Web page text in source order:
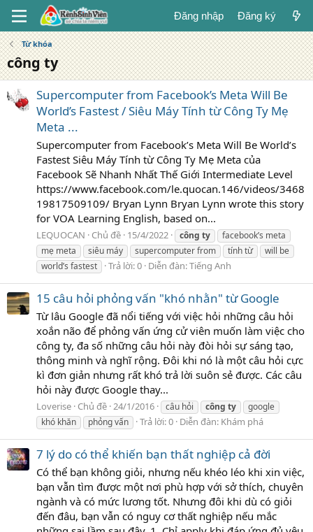
Đăng nhập Đăng ký
Từ khóa
công ty
Supercomputer from Facebook’s Meta Will Be
World’s Fastest / Siêu Máy Tính từ Công Ty Mẹ
Meta ...
Supercomputer from Facebook’s Meta Will Be World’s
Fastest Siêu Máy Tính từ Công Ty Mẹ Meta của
Facebook Sẽ Nhanh Nhất Thế Giới Intermediate Level
https://www.facebook.com/le.quocan.146/videos/3468
19817509109/ Bryan Lynn Bryan Lynn wrote this story
for VOA Learning English, based on...
LEQUOCAN Chủ đề 15/4/2022 công ty
facebook’s meta
mẹ meta
siêu máy supercomputer from tính từ
will be
world’s fastest
Trả lời: 0 Diễn đàn:Tiếng Anh
15 câu hỏi phỏng vấn "khó nhằn" từ Google
Từ lâu Google đã nổi tiếng với việc hỏi những câu hỏi
xoắn não để phỏng vấn ứng cử viên muốn làm việc cho
công ty, đa số những câu hỏi này đòi hỏi sự sáng tạo,
thông minh và nghĩ rộng. Đôi khi nó là một câu hỏi cực
kì đơn giản nhưng rất khó trả lời suôn sẻ được. Các câu
hỏi này được Google thay...
Loverise Chủ đề 24/1/2016 câu hỏi công ty
google
khó khăn
phỏng vấn Trả lời: 0 Diễn đàn: Khám phá
7 lý do có thể khiến bạn thất nghiệp cả đời
Có thể bạn không giỏi, nhưng nếu khéo léo khi xin việc,
bạn vẫn tìm được một nơi phù hợp với sở thích, chuyên
ngành và có mức lương tốt. Nhưng đôi khi dù có giỏi
đến đâu, bạn vẫn có nguy cơ thất nghiệp nếu mắc